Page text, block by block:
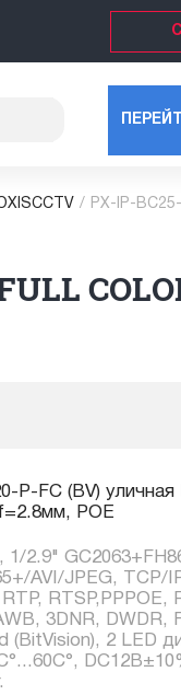
/ PX-IP-
P-FC (BV)
POE
1/2.9"
AVI/JPEG, TCP/
RTSP,PPPOE,
3DNR, DWDR,
(BitVision), 2 LED